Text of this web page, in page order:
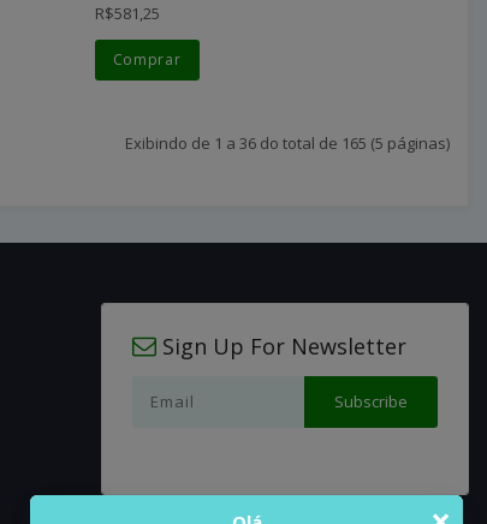
R$581,25
Comprar
Exibindo de 1 a 36 do total de 165 (5 páginas)
Sign Up For Newsletter